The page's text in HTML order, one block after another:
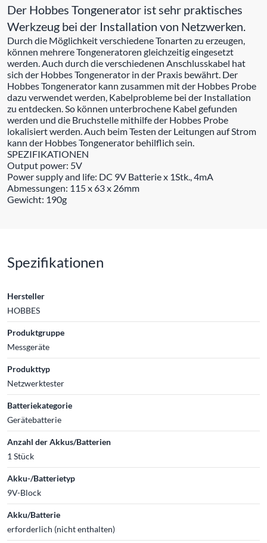
Der Hobbes Tongenerator ist sehr praktisches
Werkzeug bei der Installation von Netzwerken.
Durch die Möglichkeit verschiedene Tonarten zu erzeugen,
können mehrere Tongeneratoren gleichzeitig eingesetzt
werden. Auch durch die verschiedenen Anschlusskabel hat
sich der Hobbes Tongenerator in der Praxis bewährt. Der
Hobbes Tongenerator kann zusammen mit der Hobbes Probe
dazu verwendet werden, Kabelprobleme bei der Installation
zu entdecken. So können unterbrochene Kabel gefunden
werden und die Bruchstelle mithilfe der Hobbes Probe
lokalisiert werden. Auch beim Testen der Leitungen auf Strom
kann der Hobbes Tongenerator behilflich sein.
SPEZIFIKATIONEN
Output power: 5V
Power supply and life: DC 9V Batterie x 1Stk., 4mA
Abmessungen: 115 x 63 x 26mm
Gewicht: 190g
Spezifikationen
Hersteller
HOBBES
Produktgruppe
Messgeräte
Produkttyp
Netzwerktester
Batteriekategorie
Gerätebatterie
Anzahl der Akkus/Batterien
1 Stück
Akku-/Batterietyp
9V-Block
Akku/Batterie
erforderlich (nicht enthalten)